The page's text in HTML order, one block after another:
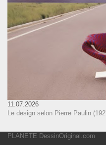
11.07.2026
Le design selon Pierre Paulin
PLANETE DessinOriginal.com